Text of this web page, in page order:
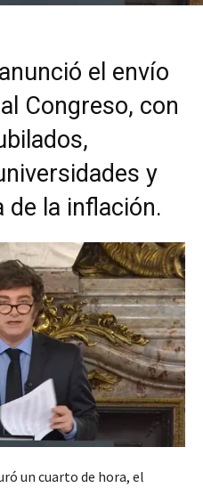
el envío
Congreso, con
y
de la inflación.
un cuarto de hora, el